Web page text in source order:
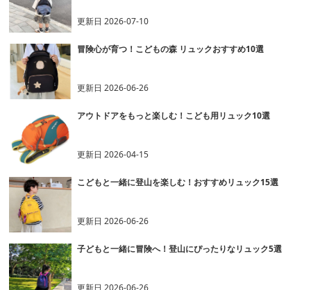
更新日2026-07-10
冒険心が育つ！こどもの森 リュックおすすめ10選
更新日2026-06-26
アウトドアをもっと楽しむ！こども用リュック10選
更新日2026-04-15
こどもと一緒に登山を楽しむ！おすすめリュック15選
更新日2026-06-26
子どもと一緒に冒険へ！登山にぴったりなリュック5選
更新日 2026-06-26